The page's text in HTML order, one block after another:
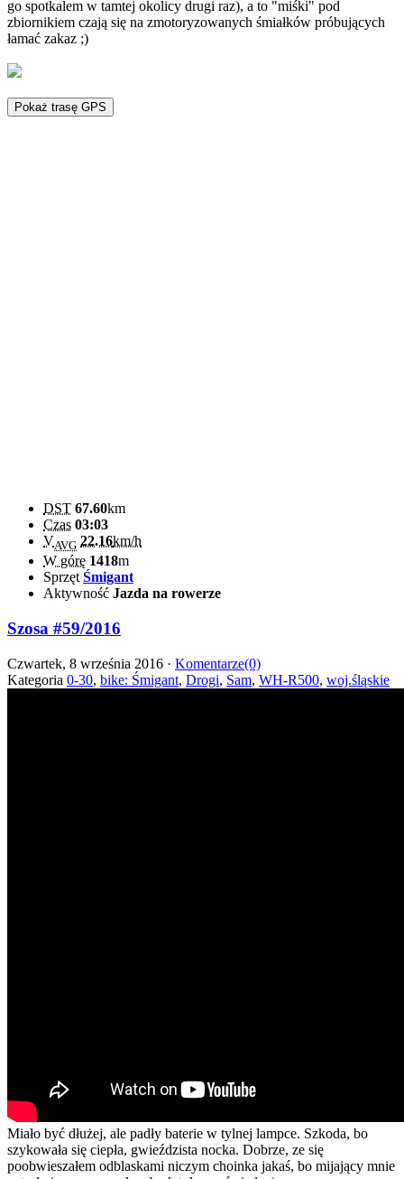
go spotkalem w tamtej okolicy drugi raz), a to "miśki" pod
zbiornikiem czają się na zmotoryzowanych śmiałków próbujących
łamać zakaz ;)
Pokaż trasę GPS
DST 67.60km
Czas 03:03
VAVG 22.16km/h
W górę 1418m
Sprzęt Śmigant
Aktywność Jazda na rowerze
Szosa #59/2016
Czwartek, 8 września 2016 · Komentarze(0)
Kategoria 0-30, bike: Śmigant, Drogi, Sam, WH-R500, woj.śląskie
Miało być dłużej, ale padły baterie w tylnej lampce. Szkoda, bo
szykowała się ciepła, gwieździsta nocka. Dobrze, ze się
poobwieszałem odblaskami niczym choinka jakaś, bo mijający mnie